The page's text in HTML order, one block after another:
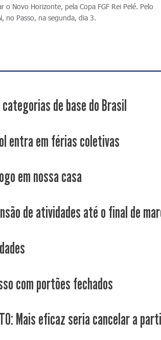
Novo Horizonte, pela Copa FGF Rei Pelé. Pelo
no Passo, na segunda, dia 3.
de base do Brasil
entra em férias coletivas
em nossa casa
de atividades até o final de
com portões fechados
Mais eficaz seria cancelar a